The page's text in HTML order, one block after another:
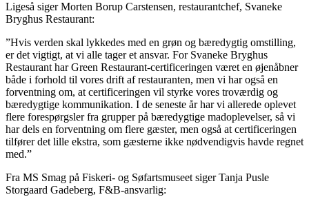
Ligeså siger Morten Borup Carstensen, restaurantchef, Svaneke
Bryghus Restaurant:
”Hvis verden skal lykkedes med en grøn og bæredygtig omstilling,
er det vigtigt, at vi alle tager et ansvar. For Svaneke Bryghus
Restaurant har Green Restaurant-certificeringen været en øjenåbner
både i forhold til vores drift af restauranten, men vi har også en
forventning om, at certificeringen vil styrke vores troværdig og
bæredygtige kommunikation. I de seneste år har vi allerede oplevet
flere forespørgsler fra grupper på bæredygtige madoplevelser, så vi
har dels en forventning om flere gæster, men også at certificeringen
tilfører det lille ekstra, som gæsterne ikke nødvendigvis havde regnet
med.”
Fra MS Smag på Fiskeri- og Søfartsmuseet siger Tanja Pusle
Storgaard Gadeberg, F&B-ansvarlig: